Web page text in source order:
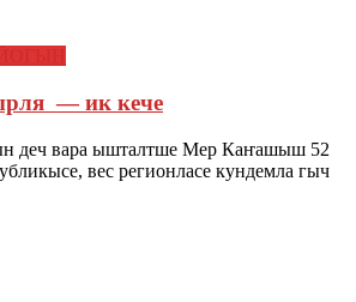
— ик кече
деч вара ышталтше Мер Каҥашыш 52
вес регионласе кундемла гыч